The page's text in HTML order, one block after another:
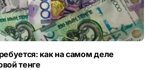
как на самом деле
тенге